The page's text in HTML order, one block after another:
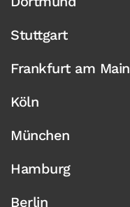
Stuttgart
Frankfurt am Main
Köln
München
Hamburg
Berlin